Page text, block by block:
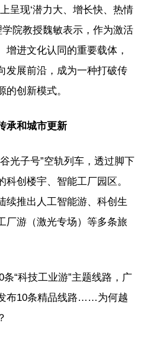
呈现‘潜力大、增长快、热情
学院教授魏敏表示，作为激活
进文化认同的重要载体，
发展前沿，成为一种打破传
创新模式。
承和城市更新
光子号”空轨列车，透过脚下
创楼宇、智能工厂园区。
续推出人工智能游、科创生
厂游（激光专场）等多条旅
条“科技工业游”主题线路，广
布10条精品线路……为何越